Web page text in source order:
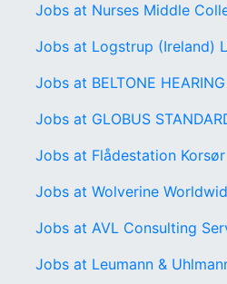
Jobs at Nurses Middle
Jobs at Logstrup (Ireland)
Jobs at BELTONE
Jobs at GLOBUS
Jobs at Flådestation Korsør
Jobs at Wolverine
Jobs at AVL Consulting
Jobs at Leumann &